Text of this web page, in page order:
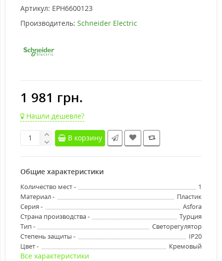
Артикул: EPH6600123
Производитель: Schneider Electric
1 981 грн.
Нашли дешевле?
В корзину
Общие характеристики
Количество мест -
1
Материал -
Пластик
Серия -
Asfora
Страна производства -
Турция
Тип -
Светорегулятор
Степень защиты -
IP20
Цвет -
Кремовый
Все характеристики